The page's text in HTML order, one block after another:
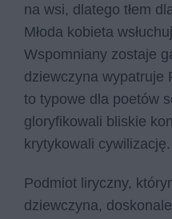
na wsi, dlatego tłem
Młoda kobieta
Wspomniany zostaje
dziewczyna wypatruje
to typowe dla poetów
gloryfikowali bliskie
krytykowali cywilizację.
Podmiot liryczny,
dziewczyna,